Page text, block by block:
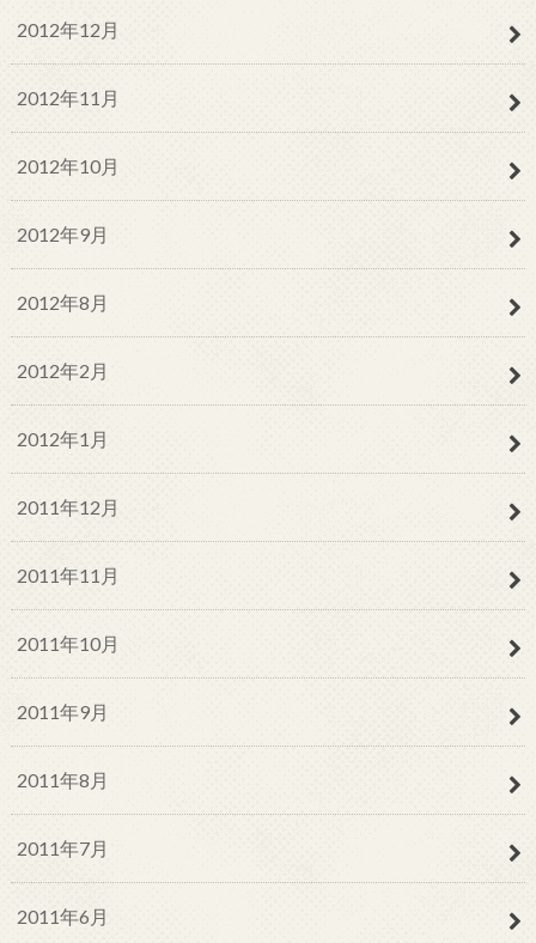
2012年12月
2012年11月
2012年10月
2012年9月
2012年8月
2012年2月
2012年1月
2011年12月
2011年11月
2011年10月
2011年9月
2011年8月
2011年7月
2011年6月